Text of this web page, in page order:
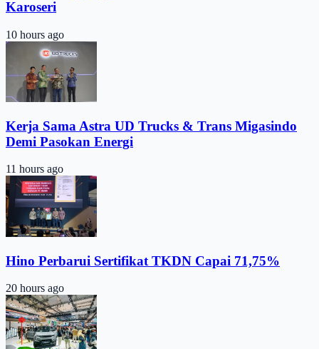
Karoseri
10 hours ago
Kerja Sama Astra UD Trucks & Trans Migasindo
Demi Pasokan Energi
11 hours ago
Hino Perbarui Sertifikat TKDN Capai 71,75%
20 hours ago